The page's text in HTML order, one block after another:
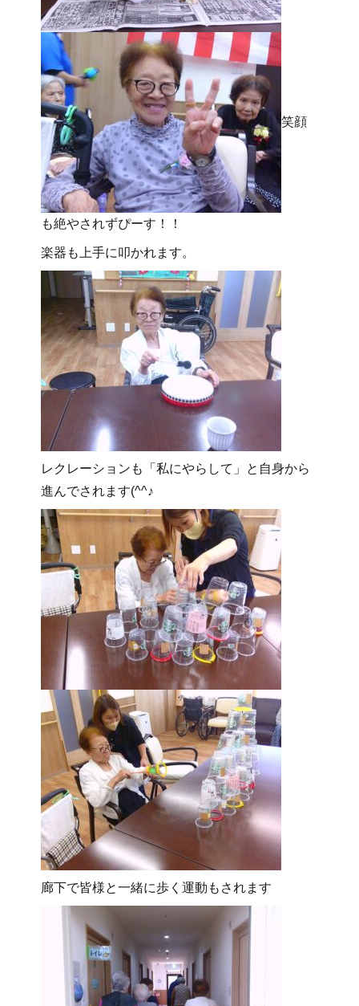
笑顔
も絶やされずぴーす！！
楽器も上手に叩かれます。
レクレーションも「私にやらして」と自身から
進んでされます(^^♪
廊下で皆様と一緒に歩く運動もされます